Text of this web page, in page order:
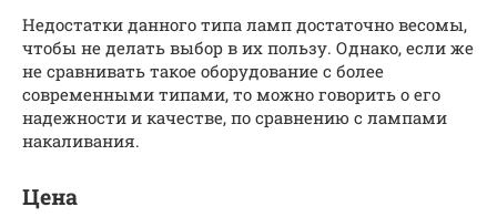
Недостатки данного типа ламп достаточно весомы,
чтобы не делать выбор в их пользу. Однако, если же
не сравнивать такое оборудование с более
современными типами, то можно говорить о его
надежности и качестве, по сравнению с лампами
накаливания.
Цена